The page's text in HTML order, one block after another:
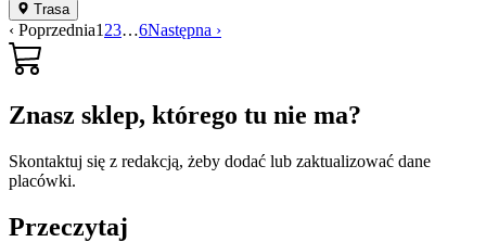
Trasa
‹ Poprzednia1 23…6Następna ›
Znasz sklep, którego tu nie ma?
Skontaktuj się z redakcją, żeby dodać lub zaktualizować dane
placówki.
Przeczytaj